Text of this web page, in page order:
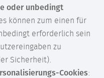
oder unbedingt
können zum einen für
erforderlich sein
zu
Sicherheit).
Cookies: